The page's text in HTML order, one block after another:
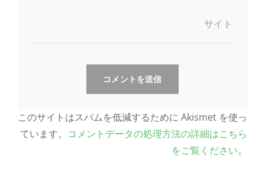
サイト
このサイトはスパムを低減するために Akismet を使っ
ています。 コメントデータの処理方法の詳細はこちら
をご覧ください。